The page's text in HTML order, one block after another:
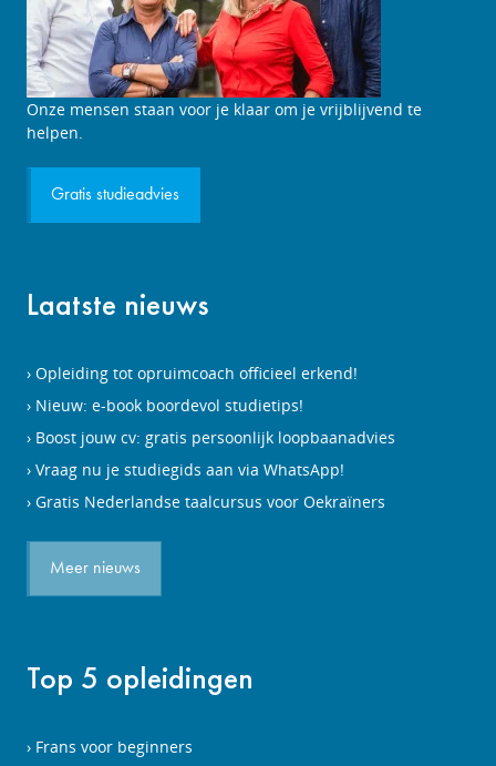
Onze mensen staan voor je klaar om je vrijblijvend te
helpen.
Gratis studieadvies
Laatste nieuws
Opleiding tot opruimcoach officieel erkend!
Nieuw: e-book boordevol studietips!
Boost jouw cv: gratis persoonlijk loopbaanadvies
Vraag nu je studiegids aan via WhatsApp!
Gratis Nederlandse taalcursus voor Oekraïners
Meer nieuws
Top 5 opleidingen
Frans voor beginners